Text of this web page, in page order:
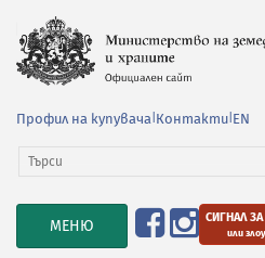
Профил на купувача Контакти EN
TOGGLE
NAVIGATION
МЕНЮ СИГНАЛ
или